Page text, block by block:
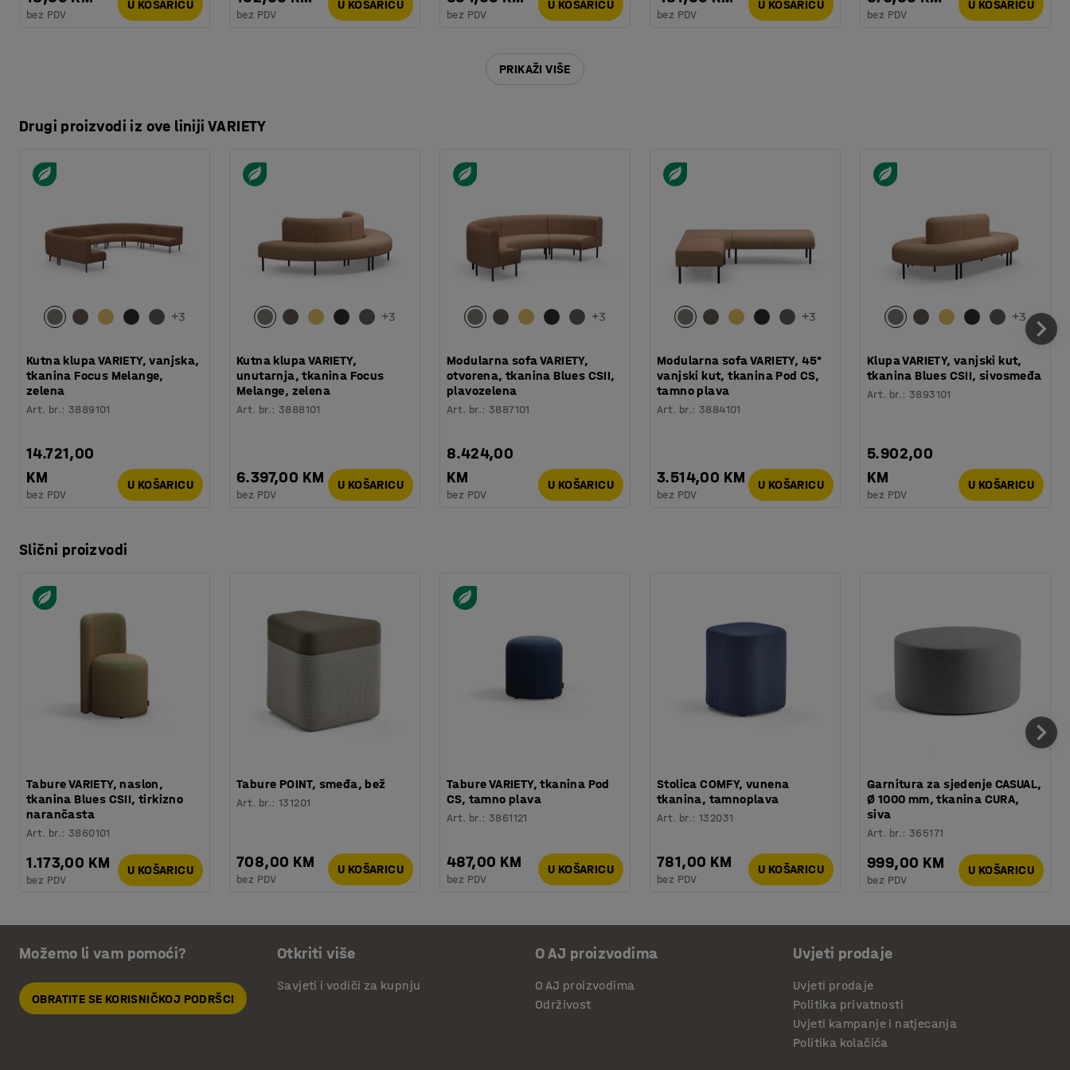
bez PDV
U KOŠARICU
bez PDV
U KOŠARICU
bez PDV
U KOŠARICU
bez PDV
U KOŠARICU
bez PDV
U KOŠARICU
PRIKAŽI VIŠE
Drugi proizvodi iz ove liniji VARIETY
+3
Kutna klupa VARIETY, vanjska,
tkanina Focus Melange,
zelena
Art. br.:3889101
14.721,00
KM
bez PDV
U KOŠARICU
+3
Kutna klupa VARIETY,
unutarnja, tkanina Focus
Melange, zelena
Art. br.:3888101
6.397,00 KM
bez PDV
U KOŠARICU
+3
Modularna sofa VARIETY,
otvorena, tkanina Blues CSII,
plavozelena
Art. br.:3887101
8.424,00
KM
bez PDV
U KOŠARICU
+3
Modularna sofa VARIETY, 45°
vanjski kut, tkanina Pod CS,
tamno plava
Art. br.:3884101
3.514,00 KM
bez PDV
U KOŠARICU
+3
Klupa VARIETY, vanjski kut,
tkanina Blues CSII, sivosmeđa
Art. br.:3893101
5.902,00
KM
bez PDV
U KOŠARICU
Slični proizvodi
Tabure VARIETY, naslon,
tkanina Blues CSII, tirkizno
narančasta
Art. br.:3860101
1.173,00 KM
bez PDV
U KOŠARICU
Tabure POINT, smeđa, bež
Art. br.:131201
708,00 KM
bez PDV
U KOŠARICU
Tabure VARIETY, tkanina Pod
CS, tamno plava
Art. br.:3861121
487,00 KM
bez PDV
U KOŠARICU
Stolica COMFY, vunena
tkanina, tamnoplava
Art. br.:132031
781,00 KM
bez PDV
U KOŠARICU
Garnitura za sjedenje CASUAL,
Ø 1000 mm, tkanina CURA,
siva
Art. br.:365171
999,00 KM
bez PDV
U KOŠARICU
Možemo li vam pomoći?
OBRATITE SE KORISNIČKOJ PODRŠCI
Otkriti više
Savjeti i vodiči za kupnju
O AJ proizvodima
O AJ proizvodima
Održivost
Uvjeti prodaje
Uvjeti prodaje
Politika privatnosti
Uvjeti kampanje i natjecanja
Politika kolačića